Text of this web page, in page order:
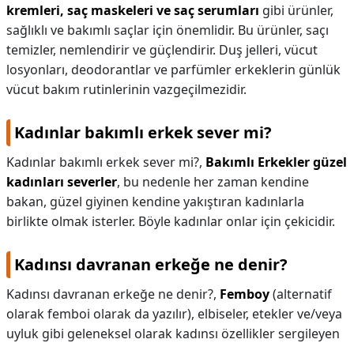
kremleri, saç maskeleri ve saç serumları gibi ürünler,
sağlıklı ve bakımlı saçlar için önemlidir. Bu ürünler, saçı
temizler, nemlendirir ve güçlendirir. Duş jelleri, vücut
losyonları, deodorantlar ve parfümler erkeklerin günlük
vücut bakım rutinlerinin vazgeçilmezidir.
Kadınlar bakımlı erkek sever mi?
Kadınlar bakımlı erkek sever mi?, Bakımlı Erkekler güzel
kadınları severler, bu nedenle her zaman kendine
bakan, güzel giyinen kendine yakıştıran kadınlarla
birlikte olmak isterler. Böyle kadınlar onlar için çekicidir.
Kadınsı davranan erkeğe ne denir?
Kadınsı davranan erkeğe ne denir?, Femboy(alternatif
olarak femboi olarak da yazılır), elbiseler, etekler ve/veya
uyluk gibi geleneksel olarak kadınsı özellikler sergileyen